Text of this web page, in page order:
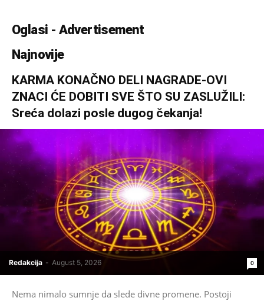
Oglasi - Advertisement
Najnovije
KARMA KONAČNO DELI NAGRADE-OVI
ZNACI ĆE DOBITI SVE ŠTO SU ZASLUŽILI:
Sreća dolazi posle dugog čekanja!
Redakcija - August 5, 2026 0
Nema nimalo sumnje da slede divne promene. Postoji